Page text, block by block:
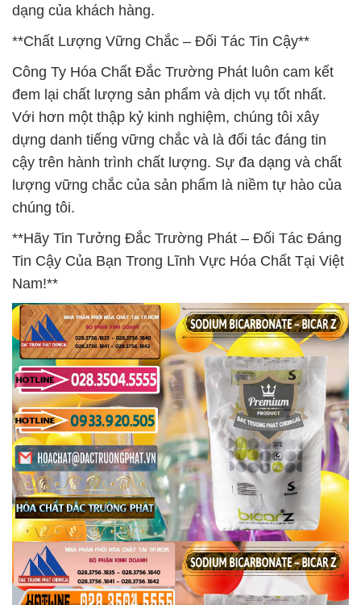
dạng của khách hàng.
**Chất Lượng Vững Chắc – Đối Tác Tin Cậy**
Công Ty Hóa Chất Đắc Trường Phát luôn cam kết
đem lại chất lượng sản phẩm và dịch vụ tốt nhất.
Với hơn một thập kỷ kinh nghiệm, chúng tôi xây
dựng danh tiếng vững chắc và là đối tác đáng tin
cậy trên hành trình chất lượng. Sự đa dạng và chất
lượng vững chắc của sản phẩm là niềm tự hào của
chúng tôi.
**Hãy Tin Tưởng Đắc Trường Phát – Đối Tác Đáng
Tin Cậy Của Bạn Trong Lĩnh Vực Hóa Chất Tại Việt
Nam!**